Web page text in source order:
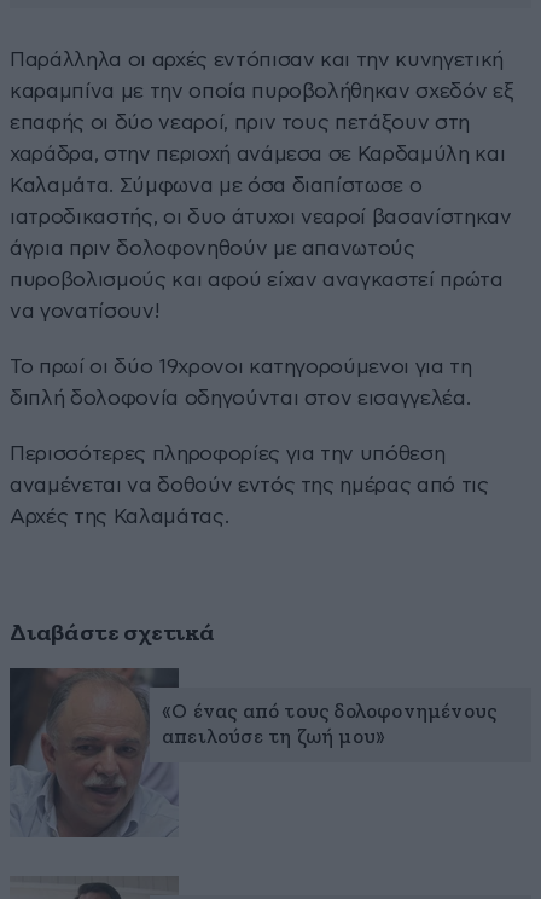
Παράλληλα οι αρχές εντόπισαν και την κυνηγετική
καραμπίνα με την οποία πυροβολήθηκαν σχεδόν εξ
επαφής οι δύο νεαροί, πριν τους πετάξουν στη
χαράδρα, στην περιοχή ανάμεσα σε Καρδαμύλη και
Καλαμάτα. Σύμφωνα με όσα διαπίστωσε ο
ιατροδικαστής, οι δυο άτυχοι νεαροί βασανίστηκαν
άγρια πριν δολοφονηθούν με απανωτούς
πυροβολισμούς και αφού είχαν αναγκαστεί πρώτα
να γονατίσουν!
Το πρωί οι δύο 19χρονοι κατηγορούμενοι για τη
διπλή δολοφονία οδηγούνται στον εισαγγελέα.
Περισσότερες πληροφορίες για την υπόθεση
αναμένεται να δοθούν εντός της ημέρας από τις
Αρχές της Καλαμάτας.
Διαβάστε σχετικά
«Ο ένας από τους δολοφονημένους
απειλούσε τη ζωή μου»